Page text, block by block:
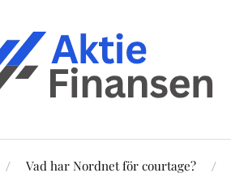
Vad har Nordnet för courtage?